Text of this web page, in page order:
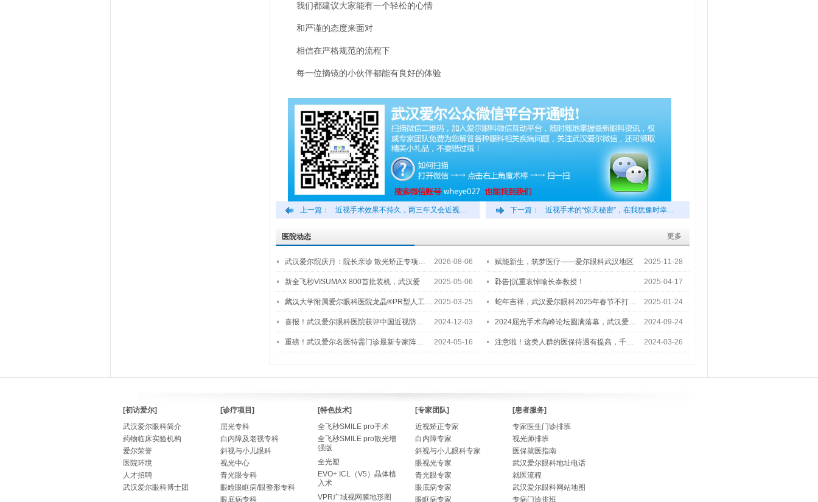
我们都建议大家能有一个轻松的心情
和严谨的态度来面对
相信在严格规范的流程下
每一位摘镜的小伙伴都能有良好的体验
上一篇： 近视手术效果不持久，两三年又会近视… 下一篇： 近视手术的“惊天秘密”，在我犹豫时幸…
更多
医院动态
武汉爱尔院庆月：院长亲诊 散光矫正专项… 2026-08-06 赋能新生，筑梦医疗——爱尔眼科武汉地区
2…
2025-11-28
新全飞秒VISUMAX 800首批装机，武汉爱
尔…
2025-05-06 讣告|沉重哀悼喻长泰教授！ 2025-04-17
武汉大学附属爱尔眼科医院龙晶®PR型人工… 2025-03-25 蛇年吉祥，武汉爱尔眼科2025年春节不打… 2025-01-24
喜报！武汉爱尔眼科医院获评中国近视防… 2024-12-03 2024屈光手术高峰论坛圆满落幕，武汉爱… 2024-09-24
重磅！武汉爱尔名医特需门诊最新专家阵… 2024-05-16 注意啦！这类人群的医保待遇有提高，千… 2024-03-26
[初访爱尔]
武汉爱尔眼科简介
药物临床实验机构
爱尔荣誉
医院环境
人才招聘
武汉爱尔眼科博士团
[诊疗项目]
屈光专科
白内障及老视专科
斜视与小儿眼科
视光中心
青光眼专科
眼睑眼眶病/眼整形专科
眼底病专科
[特色技术]
全飞秒SMILE pro手术
全飞秒SMILE pro散光增
强版
全光塑
EVO+ ICL（V5）晶体植
入术
VPR广域视网膜地形图
[专家团队]
近视矫正专家
白内障专家
斜视与小儿眼科专家
眼视光专家
青光眼专家
眼底病专家
眼眶病专家
[患者服务]
专家医生门诊排班
视光师排班
医保就医指南
武汉爱尔眼科地址电话
就医流程
武汉爱尔眼科网站地图
专病门诊排班